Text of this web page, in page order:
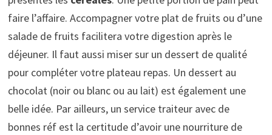
faire l’affaire. Accompagner votre plat de fruits ou d’une
salade de fruits facilitera votre digestion après le
déjeuner. Il faut aussi miser sur un dessert de qualité
pour compléter votre plateau repas. Un dessert au
chocolat (noir ou blanc ou au lait) est également une
belle idée. Par ailleurs, un service traiteur avec de
bonnes réf est la certitude d’avoir une nourriture de